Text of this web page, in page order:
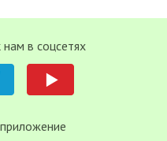
в соцсетях